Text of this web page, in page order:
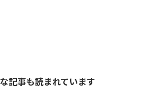
記事も読まれています